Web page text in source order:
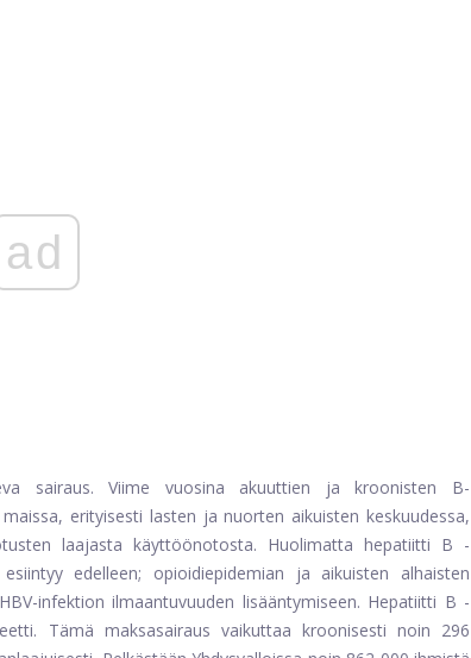
ad
sairaus. Viime vuosina akuuttien ja kroonisten B-
erityisesti lasten ja nuorten aikuisten keskuudessa,
laajasta käyttöönotosta. Huolimatta hepatiitti B -
edelleen; opioidiepidemian ja aikuisten alhaisten
infektion ilmaantuvuuden lisääntymiseen. Hepatiitti B -
Tämä maksasairaus vaikuttaa kroonisesti noin 296